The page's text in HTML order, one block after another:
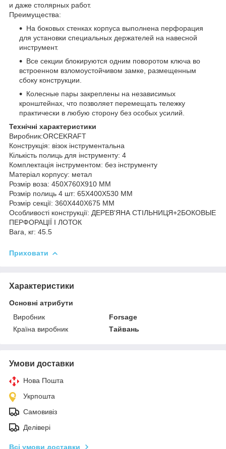
и даже столярных работ.
Преимущества:
На боковых стенках корпуса выполнена перфорация
для установки специальных держателей на навесной
инструмент.
Все секции блокируются одним поворотом ключа во
встроенном взломоустойчивом замке, размещенным
сбоку конструкции.
Колесные пары закреплены на независимых
кронштейнах, что позволяет перемещать тележку
практически в любую сторону без особых усилий.
Технічні характеристики
Виробник:ORCEKRAFT
Конструкція: візок інструментальна
Кількість полиць для інструменту: 4
Комплектація інструментом: без інструменту
Матеріал корпусу: метал
Розмір воза: 450Х760Х910 ММ
Розмір полиць 4 шт: 65Х400Х530 ММ
Розмір секції: 360Х440Х675 ММ
Особливості конструкції: ДЕРЕВ'ЯНА СТІЛЬНИЦЯ+2БОКОВЫЕ
ПЕРФОРАЦІЇ І ЛОТОК
Вага, кг: 45.5
Приховати
Характеристики
Основні атрибути
Виробник
Forsage
Країна виробник
Тайвань
Умови доставки
Нова Пошта
Укрпошта
Самовивіз
Делівері
Всі умови доставки